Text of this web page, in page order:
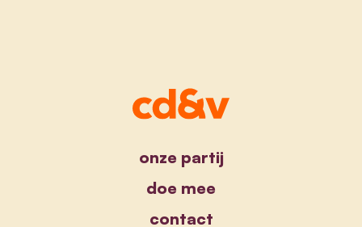
onze partij
doe mee
contact